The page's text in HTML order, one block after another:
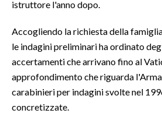
3 MINUTI CON
INSULARITÀ
INFO AZIENDE
istruttore l'anno dopo.
Accogliendo la richiesta della
le indagini preliminari ha ordinato
accertamenti che arrivano fino al
approfondimento che riguarda
carabinieri per indagini svolte nel
concretizzate.